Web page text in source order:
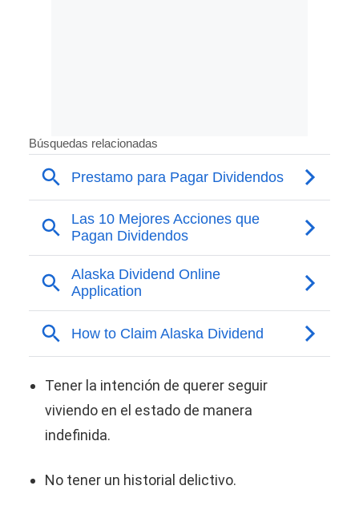
Tener la intención de querer seguir
viviendo en el estado de manera
indefinida.
No tener un historial delictivo.